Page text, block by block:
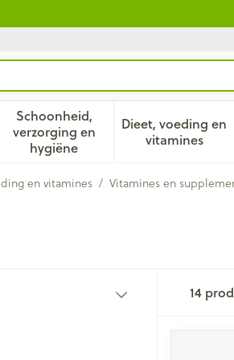
Schoonheid,
verzorging en
hygiëneToon submenu voor
Dieet, voeding en
vitamines
Toon
en vitamines / Vitamines en
14